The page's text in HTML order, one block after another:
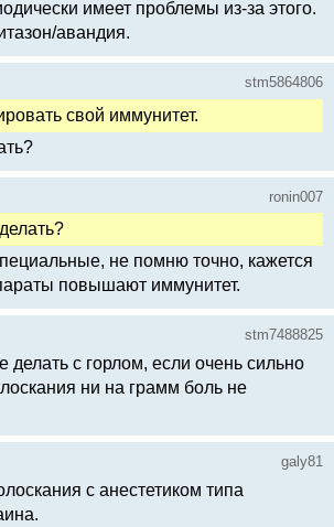
имеет проблемы из-за этого.
авандия.
stm5864806
свой иммунитет.
ronin007
не помню точно, кажется
повышают иммунитет.
stm7488825
делать с горлом, если очень сильно
ни на грамм боль не
galy81
с анестетиком типа